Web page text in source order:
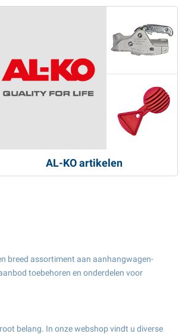
AL-KO artikelen
breed assortiment aan aanhangwagen-
toebehoren en onderdelen voor
belang. In onze webshop vindt u diverse